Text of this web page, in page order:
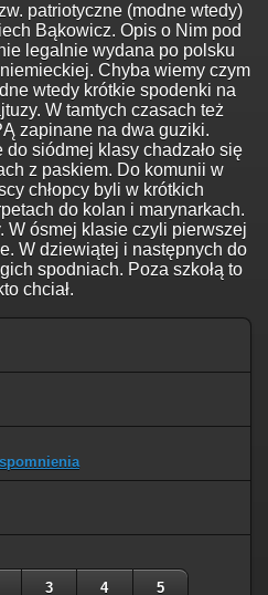
patriotyczne (modne wtedy)
Bąkowicz. Opis o Nim pod
legalnie wydana po polsku
Chyba wiemy czym
wtedy krótkie spodenki na
W tamtych czasach też
zapinane na dwa guziki.
siódmej klasy chadzało się
z paskiem. Do komunii w
chłopcy byli w krótkich
do kolan i marynarkach.
W ósmej klasie czyli pierwszej
W dziewiątej i następnych do
spodniach. Poza szkołą to
chciał.
3 4 5